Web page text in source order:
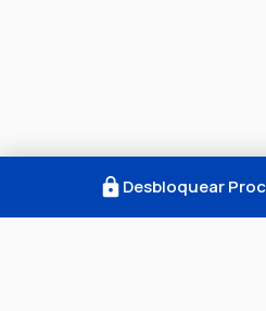
Desbloquear